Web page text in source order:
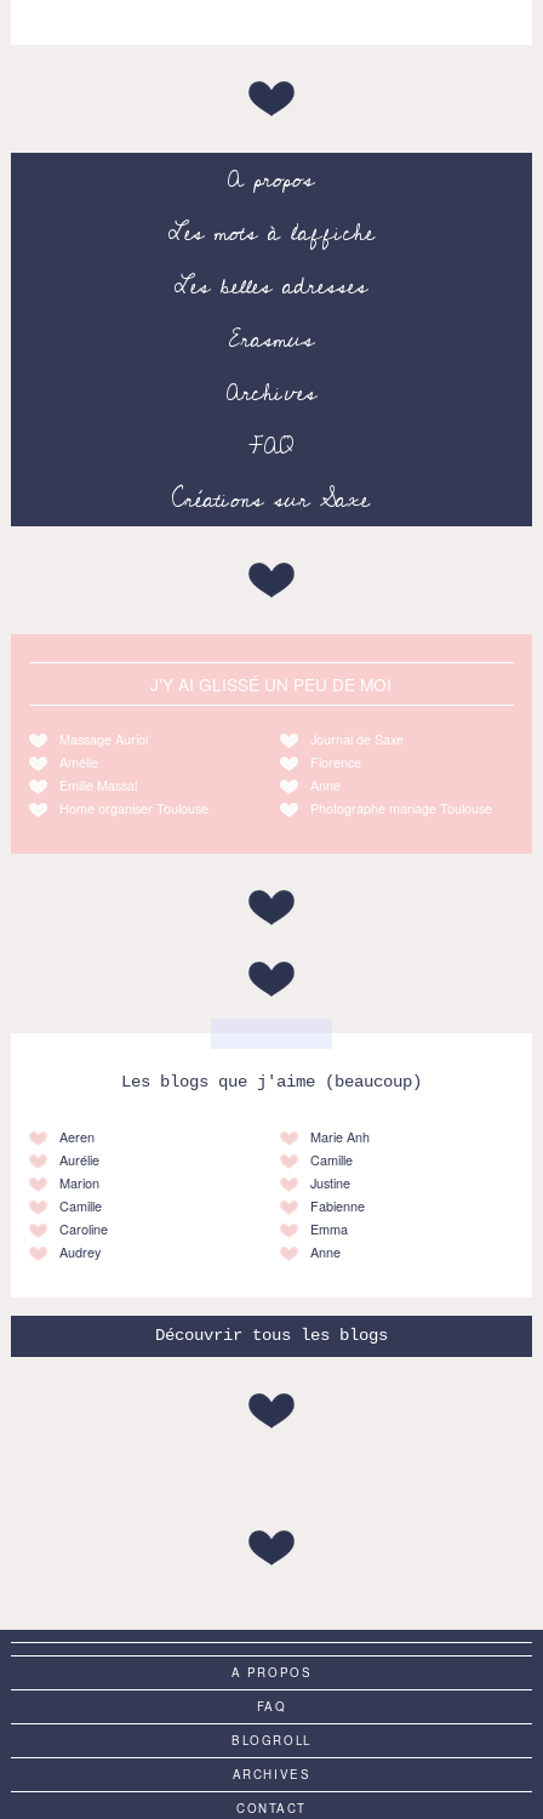
A propos
Les mots à l’affiche
Les belles adresses
Erasmus
Archives
FAQ
Créations sur Saxe
J'Y AI GLISSÉ UN PEU DE MOI
Massage Auriol
Amélie
Emilie Massal
Home organiser Toulouse
Journal de Saxe
Florence
Anne
Photographe mariage Toulouse
Les blogs que j'aime (beaucoup)
Aeren
Aurélie
Marion
Camille
Caroline
Audrey
Marie Anh
Camille
Justine
Fabienne
Emma
Anne
Découvrir tous les blogs
A PROPOS
FAQ
BLOGROLL
ARCHIVES
CONTACT